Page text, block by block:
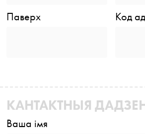
Паверх Код
КАНТАКТНЫЯ
Ваша імя